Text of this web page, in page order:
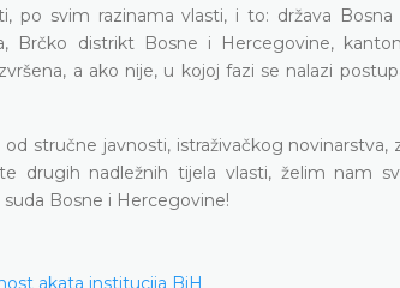
po svim razinama vlasti, i to: država
Brčko distrikt Bosne i Hercegovine,
a ako nije, u kojoj fazi se nalazi
stručne javnosti, istraživačkog novinarstva,
drugih nadležnih tijela vlasti, želim nam
Bosne i Hercegovine!
akata institucija BiH